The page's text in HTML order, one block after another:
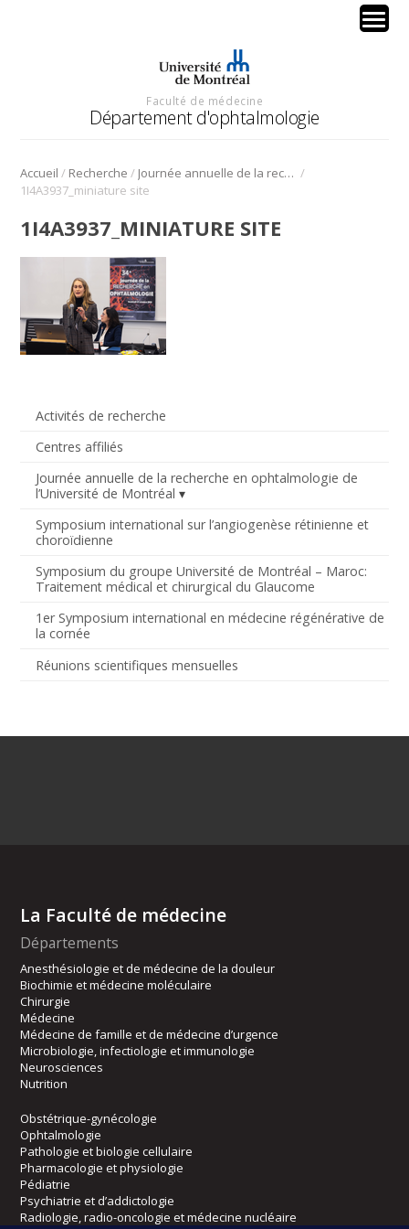
Faculté de médecine
Département d'ophtalmologie
Accueil / Recherche / Journée annuelle de la recherche en ophtalmologie de l’Université de Montréal /
1I4A3937_miniature site
Activités de recherche
Centres affiliés
Journée annuelle de la recherche en ophtalmologie de
l’Université de Montréal
Symposium international sur l’angiogenèse rétinienne et
choroïdienne
Symposium du groupe Université de Montréal – Maroc:
Traitement médical et chirurgical du Glaucome
1er Symposium international en médecine régénérative de
la cornée
Réunions scientifiques mensuelles
1I4A3937_MINIATURE SITE
La Faculté de médecine
Départements
Anesthésiologie et de médecine de la douleur
Biochimie et médecine moléculaire
Chirurgie
Médecine
Médecine de famille et de médecine d’urgence
Microbiologie, infectiologie et immunologie
Neurosciences
Nutrition
Obstétrique-gynécologie
Ophtalmologie
Pathologie et biologie cellulaire
Pharmacologie et physiologie
Pédiatrie
Psychiatrie et d’addictologie
Radiologie, radio-oncologie et médecine nucléaire